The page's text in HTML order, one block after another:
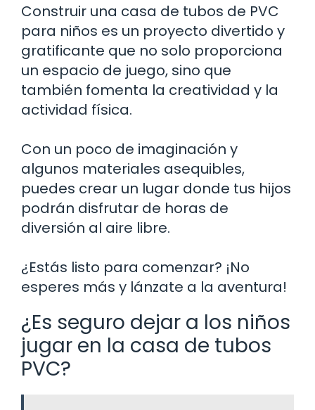
Construir una casa de tubos de PVC
para niños es un proyecto divertido y
gratificante que no solo proporciona
un espacio de juego, sino que
también fomenta la creatividad y la
actividad física.
Con un poco de imaginación y
algunos materiales asequibles,
puedes crear un lugar donde tus hijos
podrán disfrutar de horas de
diversión al aire libre.
¿Estás listo para comenzar? ¡No
esperes más y lánzate a la aventura!
¿Es seguro dejar a los niños
jugar en la casa de tubos
PVC?